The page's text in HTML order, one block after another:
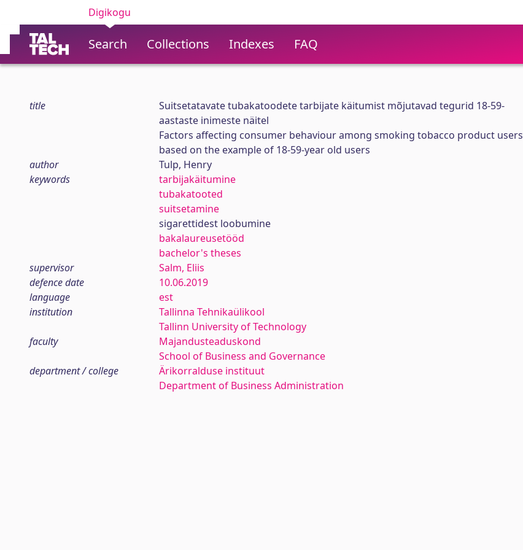
Digikogu
Search Collections Indexes FAQ
title
Suitsetatavate tubakatoodete tarbijate käitumist mõjutavad tegurid 18-59-
aastaste inimeste näitel
Factors affecting consumer behaviour among smoking tobacco product users
based on the example of 18-59-year old users
author
Tulp, Henry
keywords
tarbijakäitumine
tubakatooted
suitsetamine
sigarettidest loobumine
bakalaureusetööd
bachelor's theses
supervisor
Salm, Eliis
defence date
10.06.2019
language
est
institution
Tallinna Tehnikaülikool
Tallinn University of Technology
faculty
Majandusteaduskond
School of Business and Governance
department / college
Ärikorralduse instituut
Department of Business Administration